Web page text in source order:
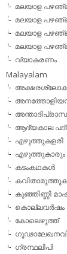
മലയാള
മലയാള
മലയാള
മലയാള
വ്യാകരണം
Malayalam
ആദ്യകാല
എഴുത്തുകളരി
എഴുത്തുകാരും
കടംകഥകള്‍
കുഞ്ഞിണ്ണി
കൊല്ലവര്‍ഷം
കോലെഴുത്ത്
ഗ്രന്ഥലിപി